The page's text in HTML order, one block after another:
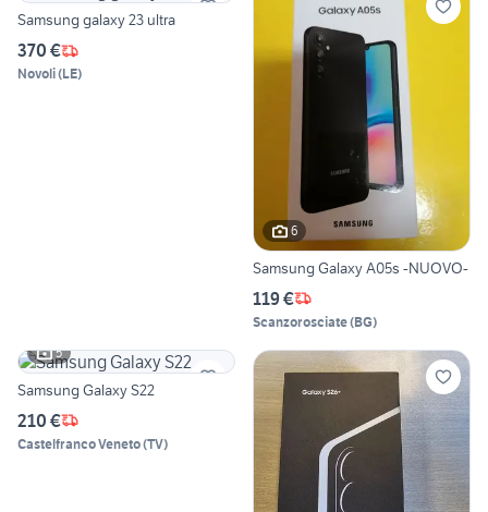
Samsung galaxy 23 ultra
370 €
Novoli(LE)
6
Samsung Galaxy A05s -NUOVO-
119 €
Scanzorosciate(BG)
5
Samsung Galaxy S22
210 €
Castelfranco Veneto(TV)